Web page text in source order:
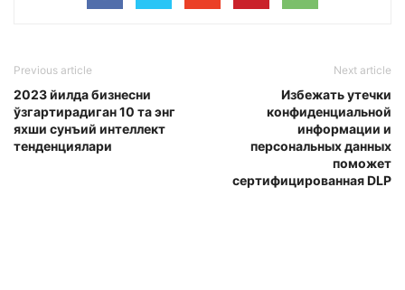
Previous article
2023 йилда бизнесни
ўзгартирадиган 10 та энг
яхши сунъий интеллект
тенденциялари
Next article
Избежать утечки
конфиденциальной
информации и
персональных данных
поможет
сертифицированная DLP